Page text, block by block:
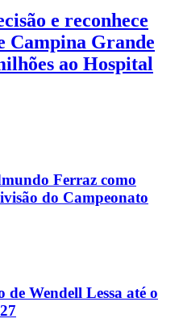
e reconhece
Campina Grande
ao Hospital
Ferraz como
do Campeonato
Wendell Lessa até o